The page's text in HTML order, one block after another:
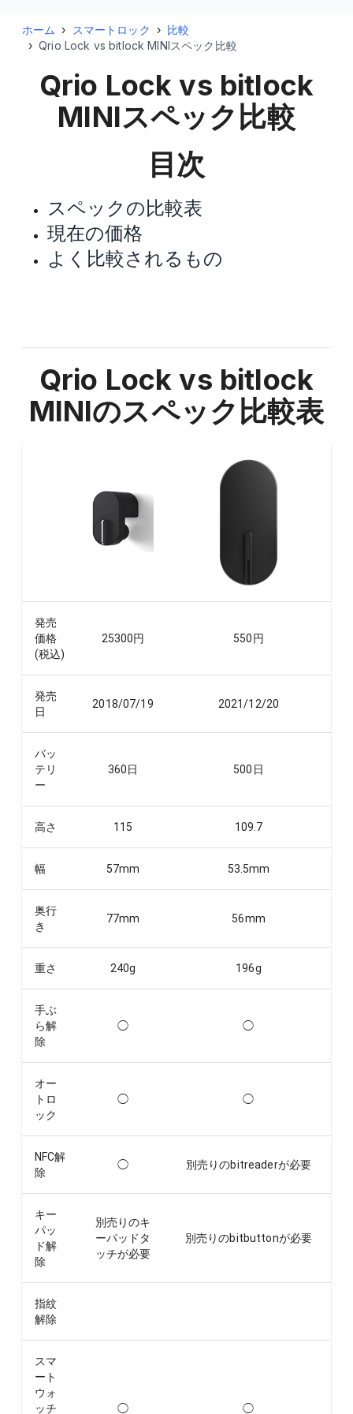
ホーム › スマートロック › 比較
› Qrio Lock vs bitlock MINIスペック比較
Qrio Lock vs bitlock
MINIスペック比較
目次
スペックの比較表
現在の価格
よく比較されるもの
Qrio Lock vs bitlock
MINIのスペック比較表
発売
価格
(税込)
25300円 550円
発売
日
2018/07/19 2021/12/20
バッ
テリ
ー
360日 500 日
高さ 115 109.7
幅 57mm 53.5mm
奥行
き
77mm 56mm
重さ 240g 196g
手ぶ
ら解
除
◯ ◯
オー
トロ
ック
◯ ◯
NFC解
除
◯ 別売りのbitreaderが必要
キー
パッ
ド解
除
別売りのキ
ーパッドタ
ッチが必要
別売りのbitbuttonが必要
指紋
解除
スマ
ート
ウォ
ッチ
◯ ◯